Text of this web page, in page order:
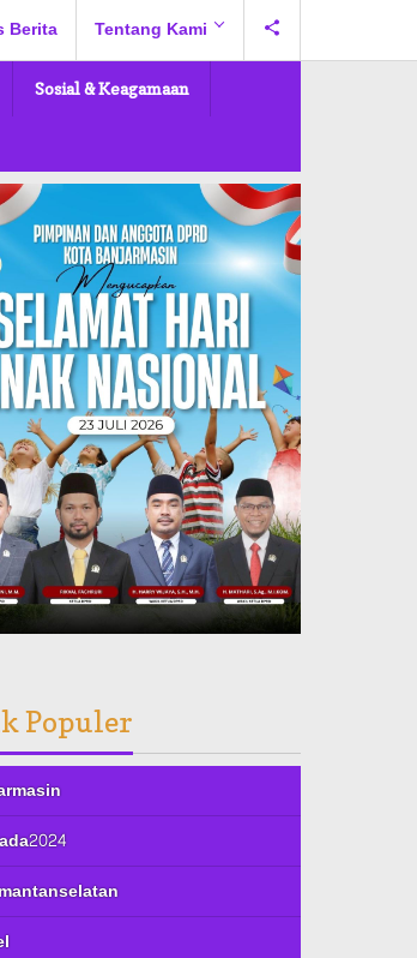
Berita Tentang Kami
Sosial & Keagamaan
Populer